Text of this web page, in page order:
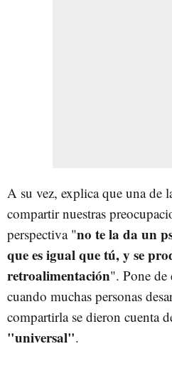
A su vez, explica que una de
compartir nuestras
perspectiva "no te la da un
que es igual que tú, y se
retroalimentación". Pone de
cuando muchas personas
compartirla se dieron cuenta
"universal".